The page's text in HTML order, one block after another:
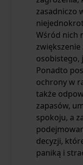
zasadniczo
Wśród nich
osobistego,
Ponadto
ochrony w
także
zapasów,
spokoju, a
decyzji,
paniką i